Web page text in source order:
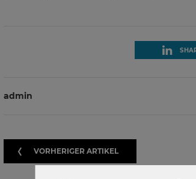
admin
VORHERIGER ARTIKEL